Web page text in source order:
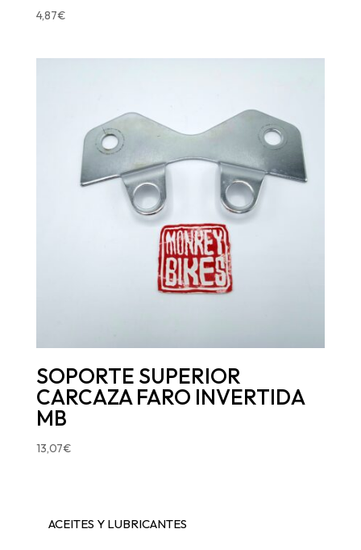
4,87€
SOPORTE SUPERIOR
CARCAZA FARO INVERTIDA
MB
13,07€
ACEITES Y LUBRICANTES